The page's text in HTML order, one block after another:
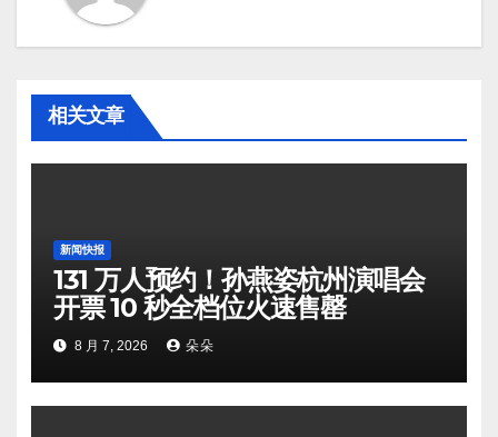
相关文章
新闻快报
131 万人预约！孙燕姿杭州演唱会
开票 10 秒全档位火速售罄
8 月 7, 2026 朵朵